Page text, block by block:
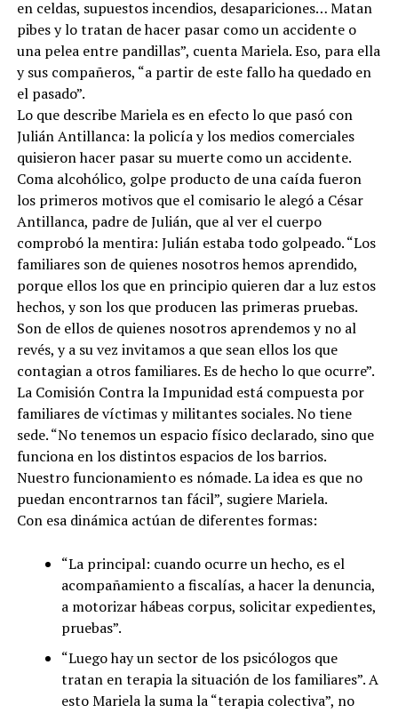
en celdas, supuestos incendios, desapariciones… Matan
pibes y lo tratan de hacer pasar como un accidente o
una pelea entre pandillas”, cuenta Mariela. Eso, para ella
y sus compañeros, “a partir de este fallo ha quedado en
el pasado”.
Lo que describe Mariela es en efecto lo que pasó con
Julián Antillanca: la policía y los medios comerciales
quisieron hacer pasar su muerte como un accidente.
Coma alcohólico, golpe producto de una caída fueron
los primeros motivos que el comisario le alegó a César
Antillanca, padre de Julián, que al ver el cuerpo
comprobó la mentira: Julián estaba todo golpeado. “Los
familiares son de quienes nosotros hemos aprendido,
porque ellos los que en principio quieren dar a luz estos
hechos, y son los que producen las primeras pruebas.
Son de ellos de quienes nosotros aprendemos y no al
revés, y a su vez invitamos a que sean ellos los que
contagian a otros familiares. Es de hecho lo que ocurre”.
La Comisión Contra la Impunidad está compuesta por
familiares de víctimas y militantes sociales. No tiene
sede. “No tenemos un espacio físico declarado, sino que
funciona en los distintos espacios de los barrios.
Nuestro funcionamiento es nómade. La idea es que no
puedan encontrarnos tan fácil”, sugiere Mariela.
Con esa dinámica actúan de diferentes formas:
“La principal: cuando ocurre un hecho, es el
acompañamiento a fiscalías, a hacer la denuncia,
a motorizar hábeas corpus, solicitar expedientes,
pruebas”.
“Luego hay un sector de los psicólogos que
tratan en terapia la situación de los familiares”. A
esto Mariela la suma la “terapia colectiva”, no